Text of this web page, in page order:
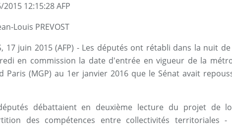
2015 12:15:28 AFP
Louis PREVOST
17 juin 2015 (AFP) - Les députés ont rétabli dans la nuit
en commission la date d'entrée en vigueur de la
Paris (MGP) au 1er janvier 2016 que le Sénat avait
débattaient en deuxième lecture du projet de
des compétences entre collectivités territoriales -